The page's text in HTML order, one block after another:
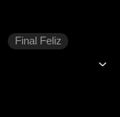
Final Feliz